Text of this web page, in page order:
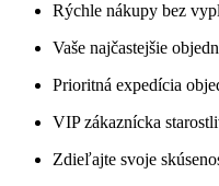
Rýchle nákupy bez
Vaše najčastejšie
Prioritná expedícia
VIP zákaznícka
Zdieľajte svoje